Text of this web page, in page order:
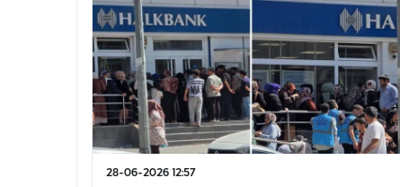
28-06-2026 12:57